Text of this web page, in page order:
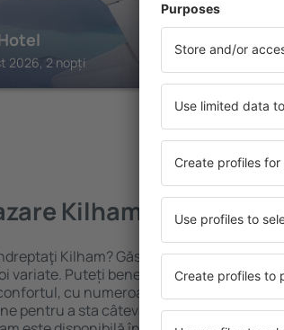
2026, 2 nopți
Kilham
Kilham? Găsiți cazare pentru
variate. Puteți beneficia de proprietăți
cu numeroase facilități, precum și
pentru a sta câteva zile în timpul unui